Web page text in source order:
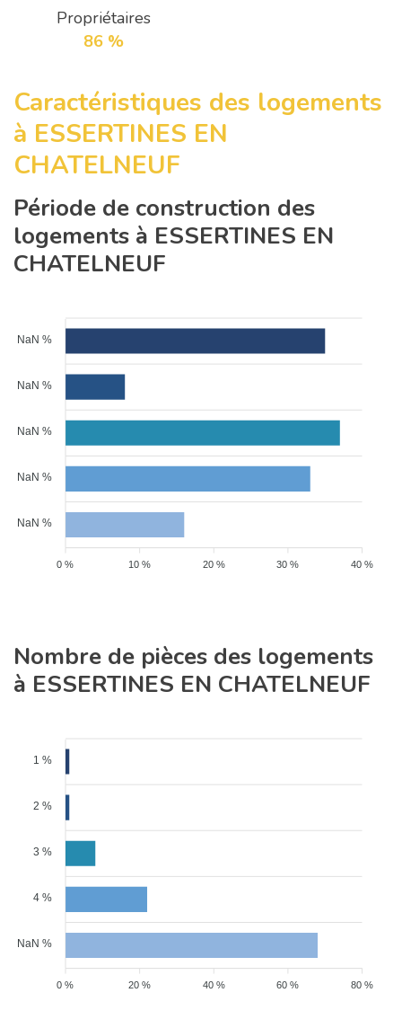
Propriétaires
86 %
Caractéristiques des logements
à ESSERTINES EN
CHATELNEUF
Période de construction des
logements à ESSERTINES EN
CHATELNEUF
NaN %
NaN %
NaN %
NaN %
NaN %
40 %
30 %
20 %
10 %
0 %
Nombre de pièces des logements
à ESSERTINES EN CHATELNEUF
1 %
2 %
3 %
4 %
NaN %
80 %
60 %
40 %
20 %
0 %